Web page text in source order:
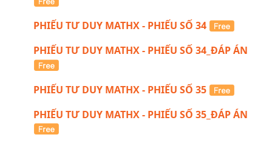
PHIẾU TƯ DUY MATHX - PHIẾU SỐ 34
PHIẾU TƯ DUY MATHX - PHIẾU SỐ 34_ĐÁP ÁN
PHIẾU TƯ DUY MATHX - PHIẾU SỐ 35
PHIẾU TƯ DUY MATHX - PHIẾU SỐ 35_ĐÁP ÁN